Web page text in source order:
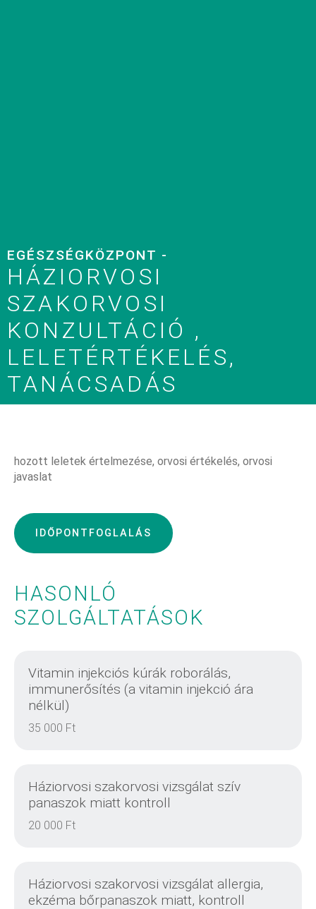
EGÉSZSÉGKÖZPONT -
HÁZIORVOSI
SZAKORVOSI
KONZULTÁCIÓ ,
LELETÉRTÉKELÉS,
TANÁCSADÁS
hozott leletek értelmezése, orvosi értékelés, orvosi
javaslat
IDŐPONTFOGLALÁS
HASONLÓ
SZOLGÁLTATÁSOK
Vitamin injekciós kúrák roborálás,
immunerősítés (a vitamin injekció ára
nélkül)
35 000 Ft
Háziorvosi szakorvosi vizsgálat szív
panaszok miatt kontroll
20 000 Ft
Háziorvosi szakorvosi vizsgálat allergia,
ekzéma bőrpanaszok miatt, kontroll